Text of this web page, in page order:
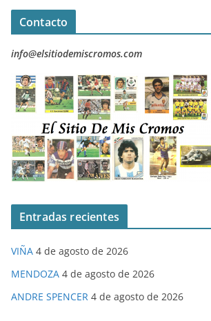
Contacto
info@elsitiodemiscromos.com
Entradas recientes
VIÑA 4 de agosto de 2026
MENDOZA 4 de agosto de 2026
ANDRE SPENCER 4 de agosto de 2026